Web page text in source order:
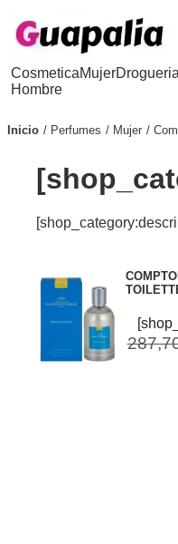
Cosmetica
Hombre
Mujer
Inicio Perfumes Mujer